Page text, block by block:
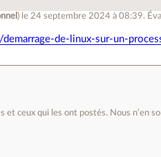
) le 24 septembre 2024 à 08:39.
de-linux-sur-un-
et ceux qui les ont postés. Nous n’en